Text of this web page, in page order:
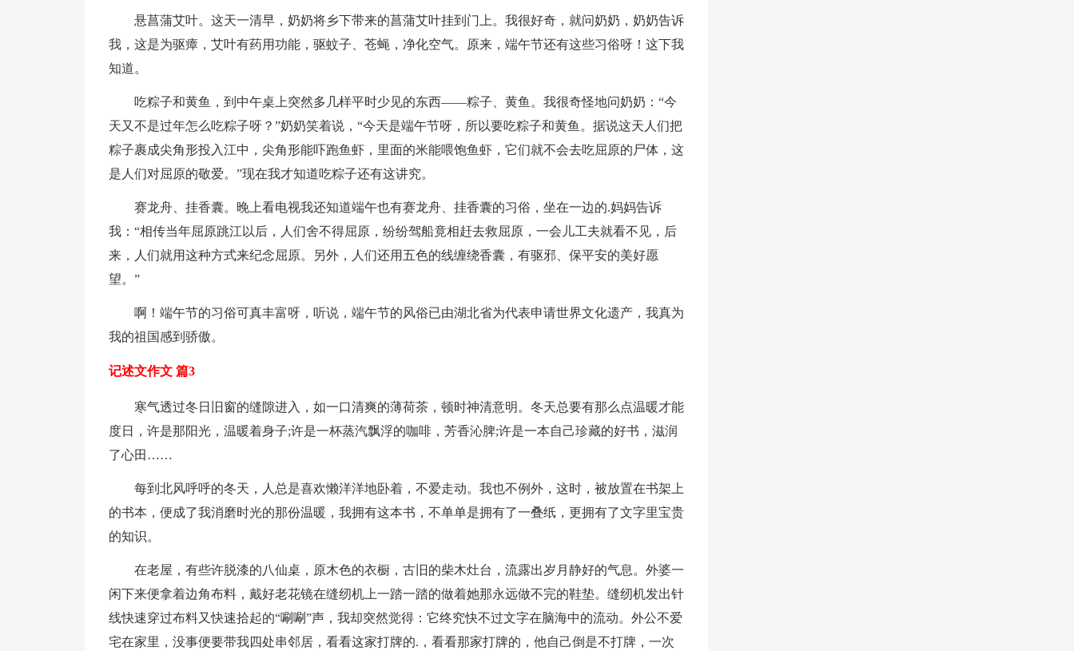
悬菖蒲艾叶。这天一清早，奶奶将乡下带来的菖蒲艾叶挂到门上。我很好奇，就问奶奶，奶奶告诉
我，这是为驱瘴，艾叶有药用功能，驱蚊子、苍蝇，净化空气。原来，端午节还有这些习俗呀！这下我
知道。
吃粽子和黄鱼，到中午桌上突然多几样平时少见的东西——粽子、黄鱼。我很奇怪地问奶奶：“今
天又不是过年怎么吃粽子呀？”奶奶笑着说，“今天是端午节呀，所以要吃粽子和黄鱼。据说这天人们把
粽子裹成尖角形投入江中，尖角形能吓跑鱼虾，里面的米能喂饱鱼虾，它们就不会去吃屈原的尸体，这
是人们对屈原的敬爱。”现在我才知道吃粽子还有这讲究。
赛龙舟、挂香囊。晚上看电视我还知道端午也有赛龙舟、挂香囊的习俗，坐在一边的.妈妈告诉
我：“相传当年屈原跳江以后，人们舍不得屈原，纷纷驾船竟相赶去救屈原，一会儿工夫就看不见，后
来，人们就用这种方式来纪念屈原。另外，人们还用五色的线缠绕香囊，有驱邪、保平安的美好愿
望。”
啊！端午节的习俗可真丰富呀，听说，端午节的风俗已由湖北省为代表申请世界文化遗产，我真为
我的祖国感到骄傲。
记述文作文 篇3
寒气透过冬日旧窗的缝隙进入，如一口清爽的薄荷茶，顿时神清意明。冬天总要有那么点温暖才能
度日，许是那阳光，温暖着身子;许是一杯蒸汽飘浮的咖啡，芳香沁脾;许是一本自己珍藏的好书，滋润
了心田……
每到北风呼呼的冬天，人总是喜欢懒洋洋地卧着，不爱走动。我也不例外，这时，被放置在书架上
的书本，便成了我消磨时光的那份温暖，我拥有这本书，不单单是拥有了一叠纸，更拥有了文字里宝贵
的知识。
在老屋，有些许脱漆的八仙桌，原木色的衣橱，古旧的柴木灶台，流露出岁月静好的气息。外婆一
闲下来便拿着边角布料，戴好老花镜在缝纫机上一踏一踏的做着她那永远做不完的鞋垫。缝纫机发出针
线快速穿过布料又快速拾起的“唰唰”声，我却突然觉得：它终究快不过文字在脑海中的流动。外公不爱
宅在家里，没事便要带我四处串邻居，看看这家打牌的.，看看那家打牌的，他自己倒是不打牌，一次